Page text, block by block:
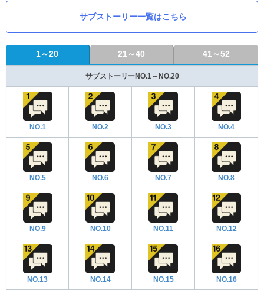
サブストーリー一覧はこちら
1～20 21～40 41～52
サブストーリーNO.1～NO.20
NO.1 NO.2 NO.3 NO.4
NO.5 NO.6 NO.7 NO.8
NO.9 NO.10 NO.11 NO.12
NO.13 NO.14 NO.15 NO.16